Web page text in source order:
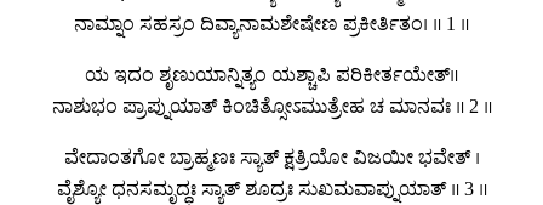
ನಾಮ್ನಾಂ ಸಹಸ್ರಂ ದಿವ್ಯಾನಾಮಶೇಷೇಣ ಪ್ರಕೀರ್ತಿತಂ। ॥ 1 ॥
ಯ ಇದಂ ಶೃಣುಯಾನ್ನಿತ್ಯಂ ಯಶ್ಚಾಪಿ ಪರಿಕೀರ್ತಯೇತ್॥
ನಾಶುಭಂ ಪ್ರಾಪ್ನುಯಾತ್ ಕಿಂಚಿತ್ಸೋಽಮುತ್ರೇಹ ಚ ಮಾನವಃ ॥ 2 ॥
ವೇದಾಂತಗೋ ಬ್ರಾಹ್ಮಣಃ ಸ್ಯಾತ್ ಕ್ಷತ್ರಿಯೋ ವಿಜಯೀ ಭವೇತ್ ।
ವೈಶ್ಯೋ ಧನಸಮೃದ್ಧಃ ಸ್ಯಾತ್ ಶೂದ್ರಃ ಸುಖಮವಾಪ್ನುಯಾತ್ ॥ 3 ॥